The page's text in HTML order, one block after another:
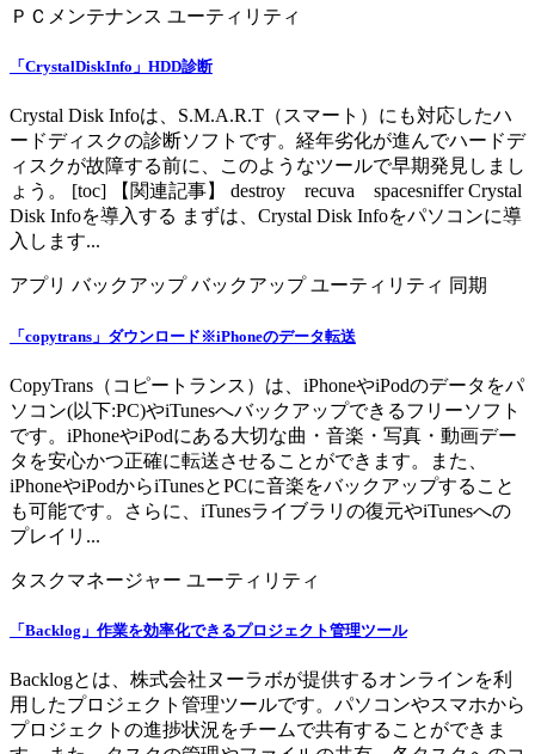
ＰＣメンテナンス ユーティリティ
「CrystalDiskInfo」HDD診断
Crystal Disk Infoは、S.M.A.R.T（スマート）にも対応したハ
ードディスクの診断ソフトです。経年劣化が進んでハードデ
ィスクが故障する前に、このようなツールで早期発見しまし
ょう。 [toc] 【関連記事】 destroy recuva spacesniffer Crystal
Disk Infoを導入する まずは、Crystal Disk Infoをパソコンに導
入します...
アプリ バックアップ バックアップ ユーティリティ 同期
「copytrans」ダウンロード※iPhoneのデータ転送
CopyTrans（コピートランス）は、iPhoneやiPodのデータをパ
ソコン(以下:PC)やiTunesへバックアップできるフリーソフト
です。iPhoneやiPodにある大切な曲・音楽・写真・動画デー
タを安心かつ正確に転送させることができます。また、
iPhoneやiPodからiTunesとPCに音楽をバックアップすること
も可能です。さらに、iTunesライブラリの復元やiTunesへの
プレイリ...
タスクマネージャー ユーティリティ
「Backlog」作業を効率化できるプロジェクト管理ツール
Backlogとは、株式会社ヌーラボが提供するオンラインを利
用したプロジェクト管理ツールです。パソコンやスマホから
プロジェクトの進捗状況をチームで共有することができま